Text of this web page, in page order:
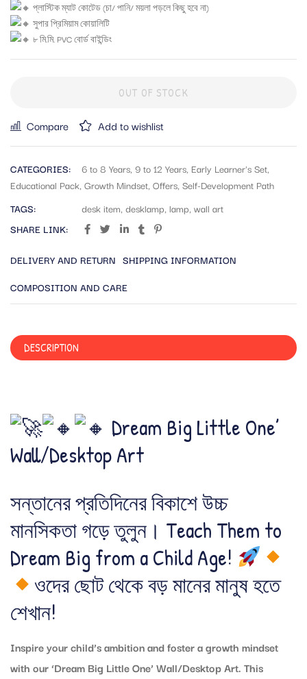
প্লাস্টিক ম্যাট কোটেড (চা/ পানি/ ময়লা পড়লে কিছু হবে না)
সুপার প্রিমিয়াম কোয়ালিটি
৮ মি.মি. PVC বোর্ড বাইন্ডিং
OUT OF STOCK
Compare Add to wishlist
CATEGORIES: 6 to 8 Years, 9 to 12 Years, Early Learner's Set,
Educational Pack, Growth Mindset, Offers, Self-Development Path
TAGS:
desk item, desklamp, lamp, wall art
SHARE LINK:
DELIVERY AND RETURN SHIPPING INFORMATION
COMPOSITION AND CARE
DESCRIPTION
Dream Big Little One’
Wall/Desktop Art
সন্তানের প্রতিদিনের বিকাশে উচ্চ
মানসিকতা গড়ে তুলুন। Teach Them to
Dream Big from a Child Age!
ওদের ছোট থেকে বড় মানের মানুষ হতে
শেখান!
Inspire your child’s ambition and foster a growth mindset
with our ‘Dream Big Little One’ Wall/Desktop Art. This